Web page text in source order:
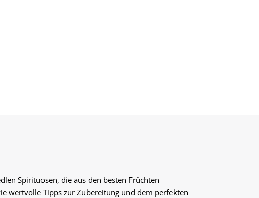
Spirituosen, die aus den besten Früchten
wertvolle Tipps zur Zubereitung und dem perfekten